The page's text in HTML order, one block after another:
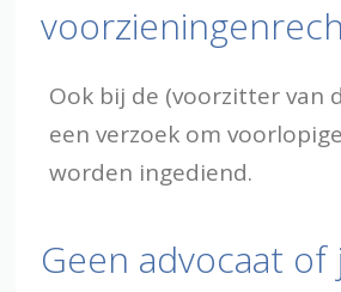
Ook bij de (voorzitter van
een verzoek om
worden ingediend.
Geen advocaat of